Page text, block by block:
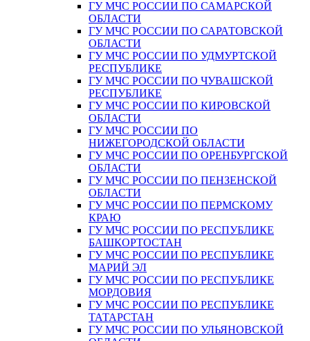
ГУ МЧС РОССИИ ПО САМАРСКОЙ
ОБЛАСТИ
ГУ МЧС РОССИИ ПО САРАТОВСКОЙ
ОБЛАСТИ
ГУ МЧС РОССИИ ПО УДМУРТСКОЙ
РЕСПУБЛИКЕ
ГУ МЧС РОССИИ ПО ЧУВАШСКОЙ
РЕСПУБЛИКЕ
ГУ МЧС РОССИИ ПО КИРОВСКОЙ
ОБЛАСТИ
ГУ МЧС РОССИИ ПО
НИЖЕГОРОДСКОЙ ОБЛАСТИ
ГУ МЧС РОССИИ ПО ОРЕНБУРГСКОЙ
ОБЛАСТИ
ГУ МЧС РОССИИ ПО ПЕНЗЕНСКОЙ
ОБЛАСТИ
ГУ МЧС РОССИИ ПО ПЕРМСКОМУ
КРАЮ
ГУ МЧС РОССИИ ПО РЕСПУБЛИКЕ
БАШКОРТОСТАН
ГУ МЧС РОССИИ ПО РЕСПУБЛИКЕ
МАРИЙ ЭЛ
ГУ МЧС РОССИИ ПО РЕСПУБЛИКЕ
МОРДОВИЯ
ГУ МЧС РОССИИ ПО РЕСПУБЛИКЕ
ТАТАРСТАН
ГУ МЧС РОССИИ ПО УЛЬЯНОВСКОЙ